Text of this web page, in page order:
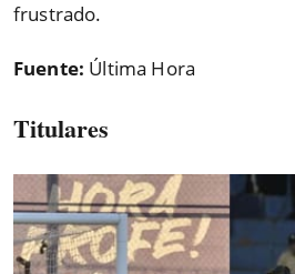
frustrado.
Fuente: Última Hora
Titulares